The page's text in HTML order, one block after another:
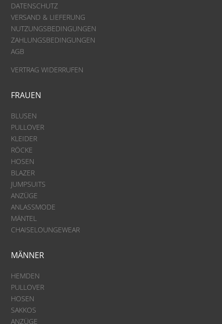
DATENSCHUTZ
VERSAND & LIEFERUNG
NUTZUNGSBEDINGUNGEN
ZAHLUNGSBEDINGUNGEN
AGB
VERTRAG WIDERRUFEN
FRAUEN
BLUSEN
PULLOVER
KLEIDER
RÖCKE
HOSEN
BLAZER
JUMPSUITS
ANZÜGE
ANLASSMODE
MÄNTEL
CHAISELOUNGEWEAR
MÄNNER
HEMDEN
PULLOVER
HOSEN
SAKKOS
ANZÜGE